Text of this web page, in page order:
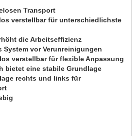
Transport
verstellbar für unterschiedlichste
die Arbeitseffizienz
System vor Verunreinigungen
verstellbar für flexible Anpassung
bietet eine stabile Grundlage
rechts und links für